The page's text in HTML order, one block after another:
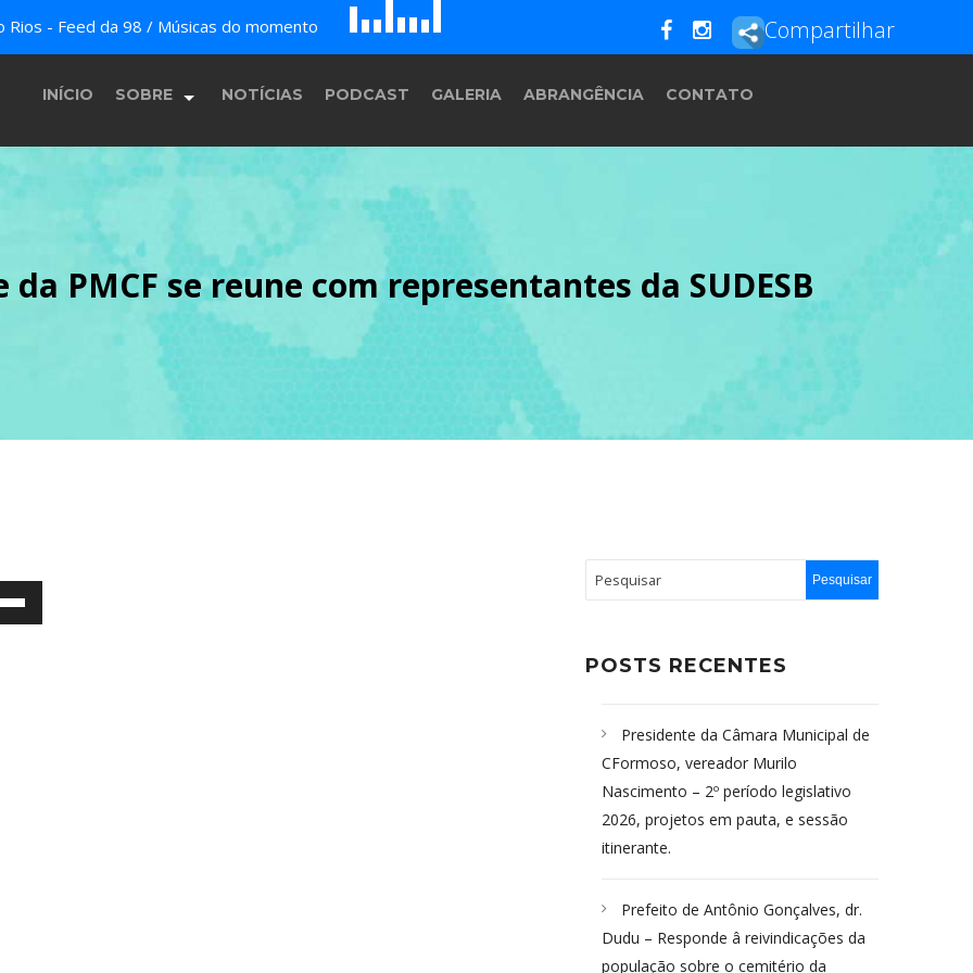
Rios - Feed da 98 / Músicas do momento A B c D G Compartilhar
INÍCIO SOBRE
História
Equipe
Programação
NOTÍCIAS PODCAST GALERIA ABRANGÊNCIA CONTATO
PMCF se reune com representantes da SUDESB
POSTS RECENTES
Presidente da Câmara Municipal de
CFormoso, vereador Murilo
Nascimento – 2º período legislativo
2026, projetos em pauta, e sessão
itinerante.
Prefeito de Antônio Gonçalves, dr.
Dudu – Responde â reivindicações da
população sobre o cemitério da